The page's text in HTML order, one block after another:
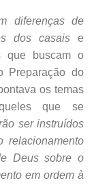
diferenças de
dos casais e
que buscam o
Preparação do
os temas
que se
ser instruídos
relacionamento
Deus sobre o
em ordem à